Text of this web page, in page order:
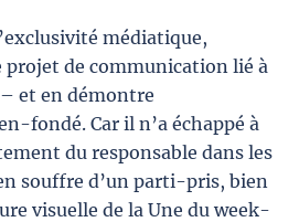
médiatique,
de communication lié à
et en démontre
fondé. Car il n’a échappé à
du responsable dans les
souffre d’un parti-pris, bien
visuelle de la Une du week-